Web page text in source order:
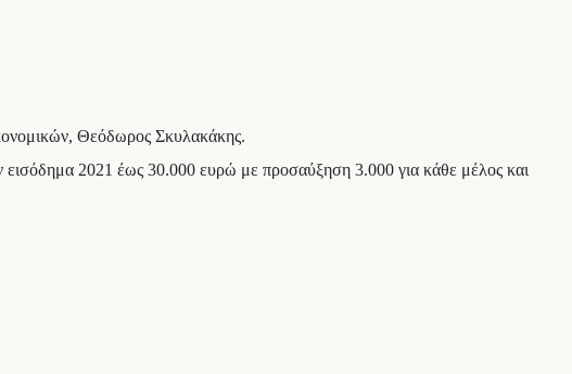
Θεόδωρος Σκυλακάκης.
εισόδημα 2021 έως 30.000 ευρώ με προσαύξηση 3.000 για κάθε μέλος και